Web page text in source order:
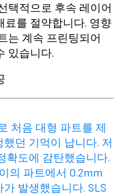
택적으로 후속 레이어
료를 절약합니다. 영향
는 계속 프린팅되어
있습니다.
처음 대형 파트를 제
했던 기억이 납니다. 저
확도에 감탄했습니다.
의 파트에서 0.2mm
발생했습니다. SLS